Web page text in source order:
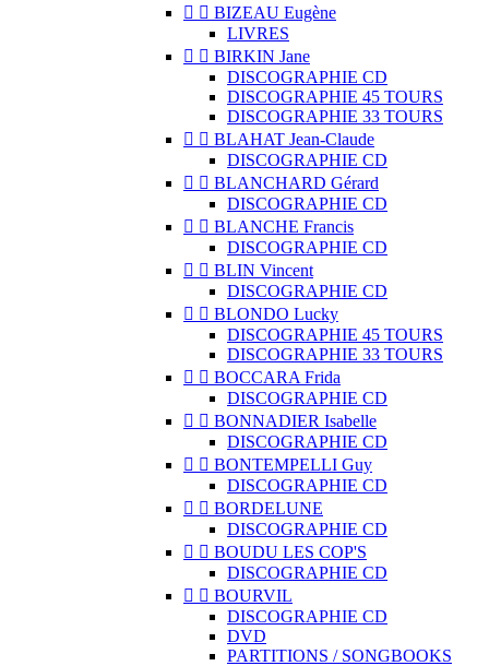
  BIZEAU Eugène
LIVRES
  BIRKIN Jane
DISCOGRAPHIE CD
DISCOGRAPHIE 45 TOURS
DISCOGRAPHIE 33 TOURS
  BLAHAT Jean-Claude
DISCOGRAPHIE CD
  BLANCHARD Gérard
DISCOGRAPHIE CD
  BLANCHE Francis
DISCOGRAPHIE CD
  BLIN Vincent
DISCOGRAPHIE CD
  BLONDO Lucky
DISCOGRAPHIE 45 TOURS
DISCOGRAPHIE 33 TOURS
  BOCCARA Frida
DISCOGRAPHIE CD
  BONNADIER Isabelle
DISCOGRAPHIE CD
  BONTEMPELLI Guy
DISCOGRAPHIE CD
  BORDELUNE
DISCOGRAPHIE CD
  BOUDU LES COP'S
DISCOGRAPHIE CD
  BOURVIL
DISCOGRAPHIE CD
DVD
PARTITIONS / SONGBOOKS